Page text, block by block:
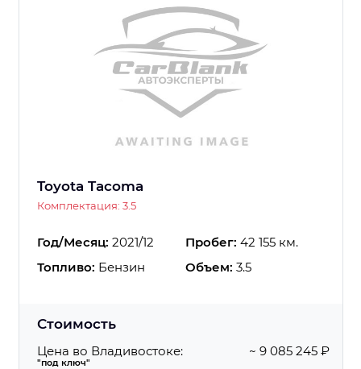
Toyota Tacoma
Комплектация: 3.5
Год/Месяц: 2021/12 Пробег: 42 155 км.
Топливо: Бензин Объем: 3.5
Стоимость
Цена во Владивостоке:
"под ключ"
~ 9 085 245 ₽